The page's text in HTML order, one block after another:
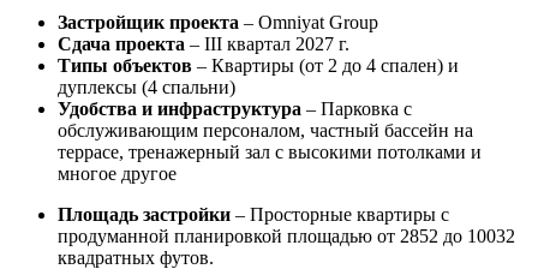
Застройщик проекта – Omniyat Group
Сдача проекта – III квартал 2027 г.
Типы объектов – Квартиры (от 2 до 4 спален) и
дуплексы (4 спальни)
Удобства и инфраструктура – Парковка с
обслуживающим персоналом, частный бассейн на
террасе, тренажерный зал с высокими потолками и
многое другое
Площадь застройки – Просторные квартиры с
продуманной планировкой площадью от 2852 до 10032
квадратных футов.